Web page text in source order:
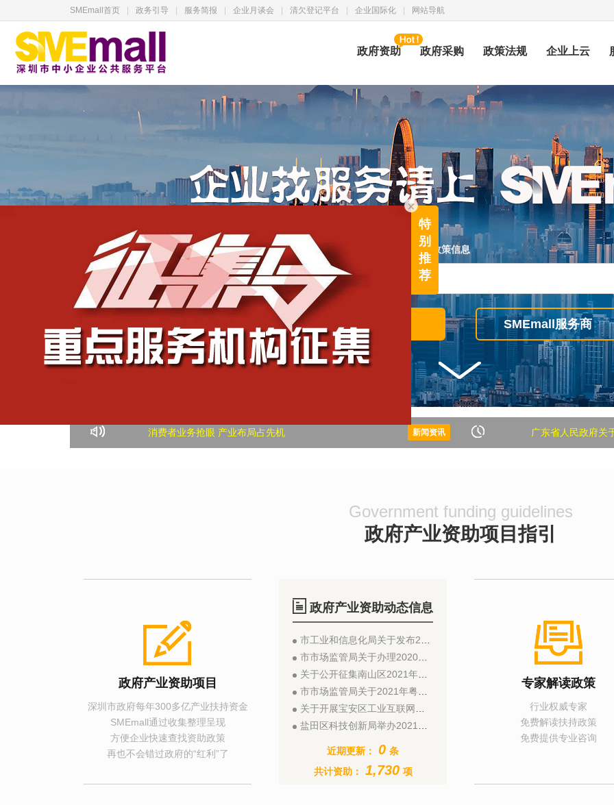
SMEmall首页 政务引导 服务简报 企业月谈会 清欠登记平台 企业国际化 网站导航
政府资助 政府采购 政策法规 企业上云
服务产品 服务机构 政策信息
查看服务产品 SMEmall服务商
消费者业务抢眼 产业布局占先机
深圳上市公司数量全国第二
新闻资讯
广东省人民政府关于培育发
中共中央 国务院 关于新
深圳加速建设综合性国家科学
一图看懂《中共中央 国务院
Government funding guidelines
政府产业资助项目指引
政府产业资助项目
深圳市政府每年300多亿产业扶持资金
SMEmall通过收集整理呈现
方便企业快速查找资助政策
再也不会错过政府的“红利”了
政府产业资助动态信息
市工业和信息化局关于发布2022年深圳市工业设计发展扶持计划申请指南的通知
市市场监管局关于办理2020年PCT专利申请专利代理机构资助领款手续的通知
关于公开征集南山区2021年度重大调研课题合作研究机构的公告
市市场监管局关于2021年粤港澳大湾区高价值专利培育布局大赛培训宣讲活动有关事项的通知
关于开展宝安区工业互联网资源池企业申报工作的通知
盐田区科技创新局举办2021年盐田区国家高新技术企业申报工作辅导会
近期更新： 0 条
共计资助：
1,730 项
专家解读政策
行业权威专家
免费解读扶持政策
免费提供专业咨询
特
别
推
荐
×